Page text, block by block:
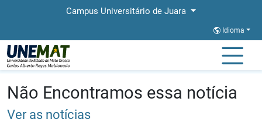
Campus Universitário de Juara
Idioma
Página Inicial
Não Encontramos essa notícia
Ver as notícias